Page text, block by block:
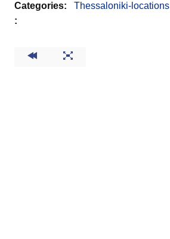
Categories:
Thessaloniki-locations
: